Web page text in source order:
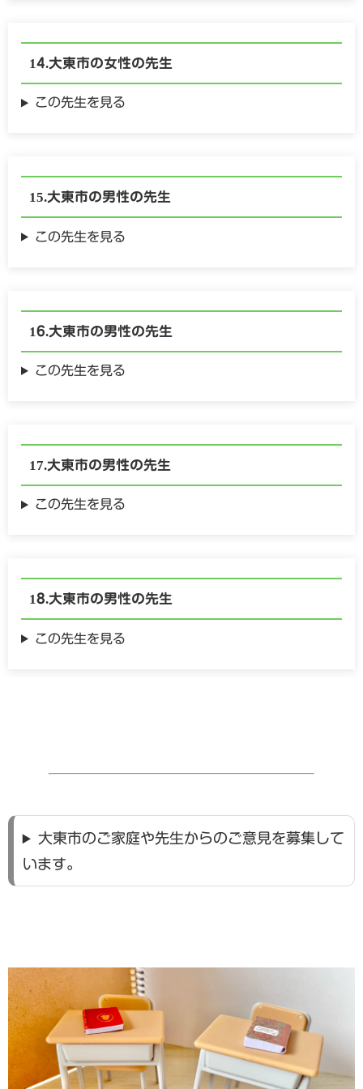
大東市の女性の先生
この先生を見る
大東市の男性の先生
この先生を見る
大東市の男性の先生
この先生を見る
大東市の男性の先生
この先生を見る
大東市の男性の先生
この先生を見る
大東市のご家庭や先生からのご意見を募集して
います。